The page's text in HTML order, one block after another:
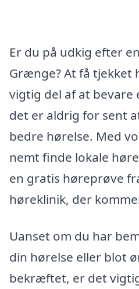
Er du på udkig efter
Grænge? At få tjekket
vigtig del af at bevare
det er aldrig for sent
bedre hørelse. Med
nemt finde lokale
en gratis høreprøve
høreklinik, der
Uanset om du har
din hørelse eller blot
bekræftet, er det